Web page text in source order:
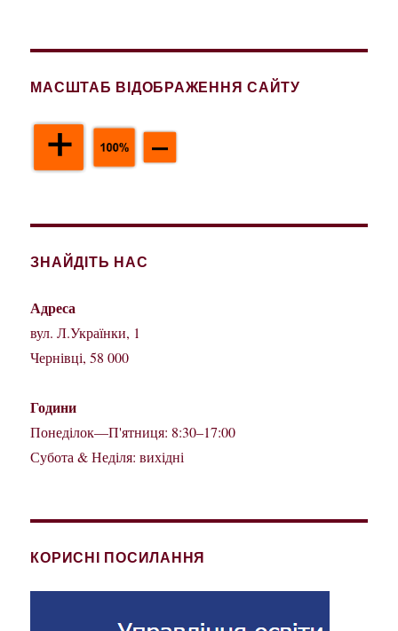
МАСШТАБ ВІДОБРАЖЕННЯ САЙТУ
ЗНАЙДІТЬ НАС
Адреса
вул. Л.Українки, 1
Чернівці, 58 000
Години
Понеділок—П'ятниця: 8:30–17:00
Субота & Неділя: вихідні
КОРИСНІ ПОСИЛАННЯ